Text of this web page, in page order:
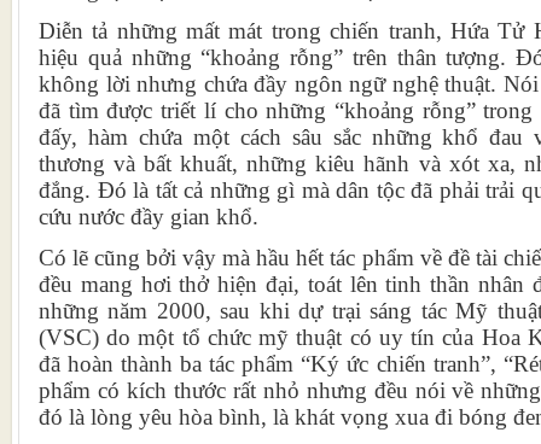
Diễn tả những mất mát trong chiến tranh, Hứa Tử
hiệu quả những “khoảng rỗng” trên thân tượng.
không lời nhưng chứa đầy ngôn ngữ nghệ thuật.
đã tìm được triết lí cho những “khoảng rỗng” trong
đấy, hàm chứa một cách sâu sắc những khổ
thương và bất khuất, những kiêu hãnh và xót xa,
đắng. Đó là tất cả những gì mà dân tộc đã phải trải
cứu nước đầy gian khổ.
Có lẽ cũng bởi vậy mà hầu hết tác phẩm về đề tài
đều mang hơi thở hiện đại, toát lên tinh thần nhân
những năm 2000, sau khi dự trại sáng tác Mỹ
(VSC) do một tổ chức mỹ thuật có uy tín của Hoa
đã hoàn thành ba tác phẩm “Ký ức chiến tranh”,
phẩm có kích thước rất nhỏ nhưng đều nói về
đó là lòng yêu hòa bình, là khát vọng xua đi bóng